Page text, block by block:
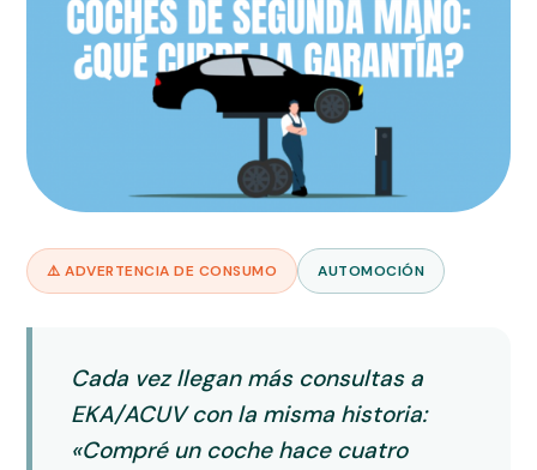
⚠️ ADVERTENCIA DE CONSUMO AUTOMOCIÓN
Cada vez llegan más consultas a
EKA/ACUV con la misma historia:
«Compré un coche hace cuatro